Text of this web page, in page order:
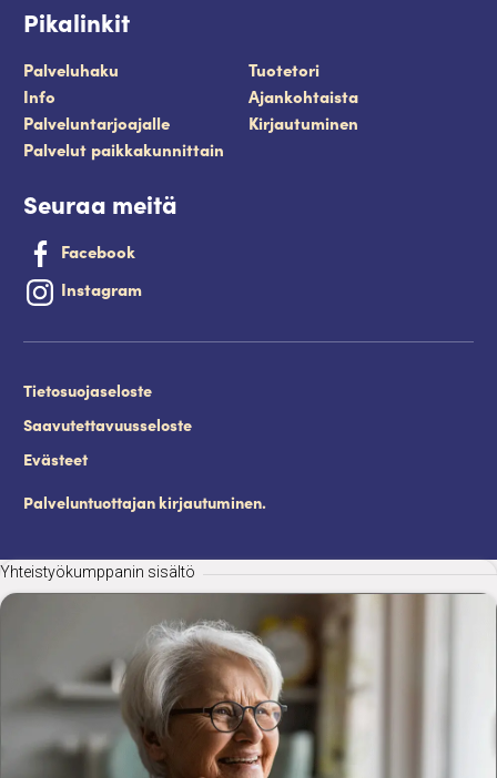
Pikalinkit
Palveluhaku
Tuotetori
Info
Ajankohtaista
Palveluntarjoajalle
Kirjautuminen
Palvelut paikkakunnittain
Seuraa meitä
Facebook
Instagram
Tietosuojaseloste
Saavutettavuusseloste
Evästeet
Palveluntuottajan kirjautuminen.
Yhteistyökumppanin sisältö